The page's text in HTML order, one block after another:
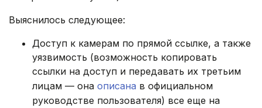
Выяснилось следующее:
Доступ к камерам по прямой ссылке, а также
уязвимость (возможность копировать
ссылки на доступ и передавать их третьим
лицам — она описана в официальном
руководстве пользователя) все еще на